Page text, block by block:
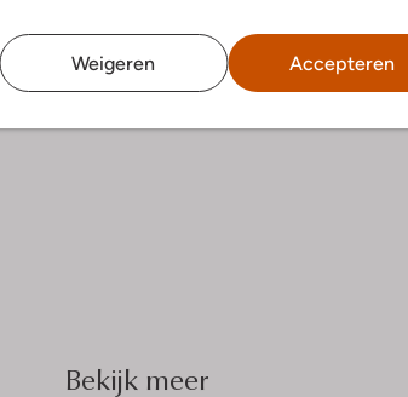
Weigeren Accepteren
Bekijk meer